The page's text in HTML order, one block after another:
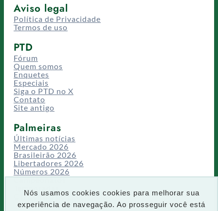
Nós usamos cookies cookies para melhorar sua
experiência de navegação. Ao prosseguir você está
Aviso legal
Política de Privacidade
Termos de uso
PTD
Fórum
Quem somos
Enquetes
Especiais
Siga o PTD no X
Contato
Site antigo
Palmeiras
Últimas notícias
Mercado 2026
Brasileirão 2026
Libertadores 2026
Números 2026
Campeonatos
Temporadas
CT/Centro de Excelência